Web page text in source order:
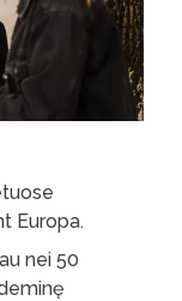
Europa.
nei 50